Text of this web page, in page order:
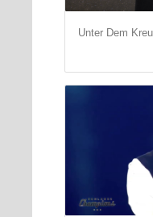
Unter Dem